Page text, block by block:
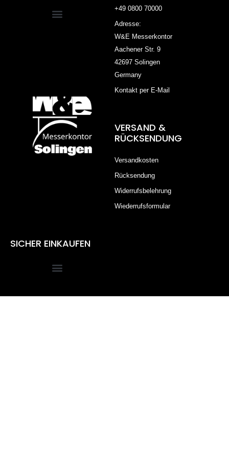
+49 0800 70000
Adresse:
W&E Messerkontor
Aachener Str. 9
42697 Solingen
Germany
Kontakt per E-Mail
VERSAND &
RÜCKSENDUNG
Versandkosten
Rücksendung
Widerrufsbelehrung
Wiederrufsformular
SICHER EINKAUFEN